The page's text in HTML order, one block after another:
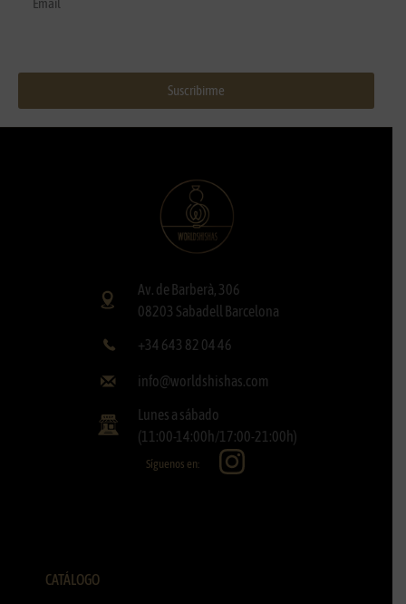
Suscribirme
Av. de Barberà, 306
08203 Sabadell Barcelona
+34 643 82 04 46
info@worldshishas.com
Lunes a sábado
(11:00-14:00h/17:00-21:00h)
Síguenos en:
CATÁLOGO